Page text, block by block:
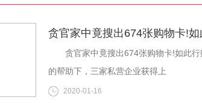
贪官家中竟搜出674张购物卡!
贪官家中竟搜出674张购物卡!如此行
的帮助下，三家私营企业获得上
2020-01-16